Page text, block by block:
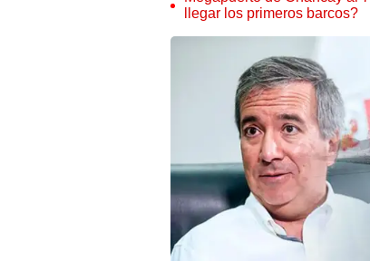
llegar los primeros barcos?